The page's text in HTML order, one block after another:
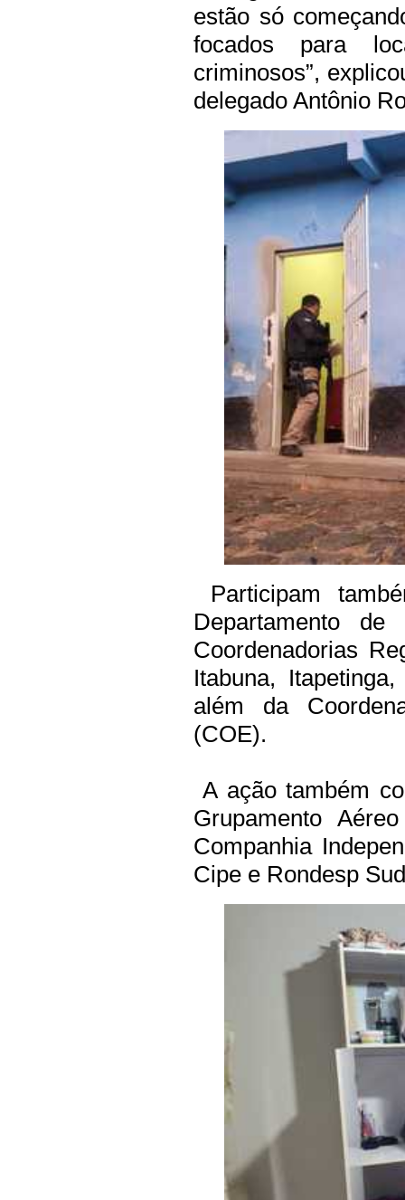
estão só
focados para
criminosos”,
delegado Antônio
Participam
Departamento
Coordenadorias
Itabuna,
além da
(COE).
A ação também
Grupamento
Companhia
Cipe e Rondesp